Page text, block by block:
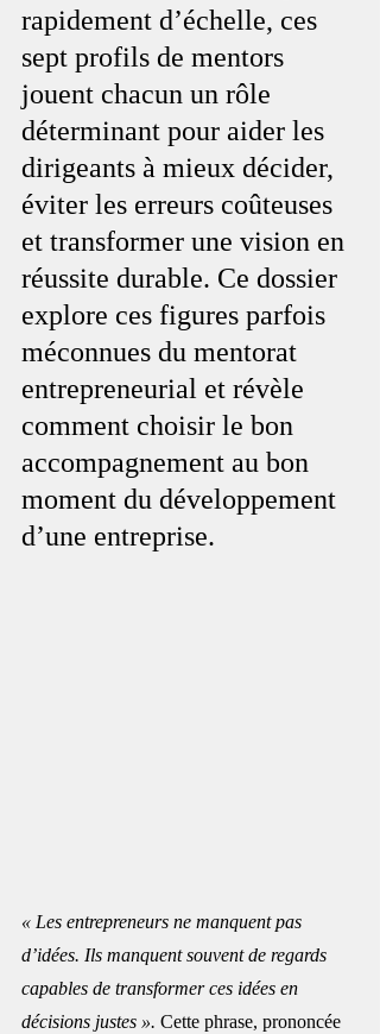
rapidement d’échelle, ces
sept profils de mentors
jouent chacun un rôle
déterminant pour aider les
dirigeants à mieux décider,
éviter les erreurs coûteuses
et transformer une vision en
réussite durable. Ce dossier
explore ces figures parfois
méconnues du mentorat
entrepreneurial et révèle
comment choisir le bon
accompagnement au bon
moment du développement
d’une entreprise.
« Les entrepreneurs ne manquent pas
d’idées. Ils manquent souvent de regards
capables de transformer ces idées en
décisions justes ». Cette phrase, prononcée